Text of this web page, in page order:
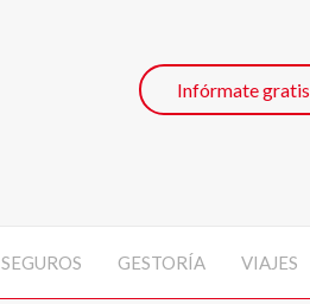
Infórmate gratis
SEGUROS GESTORÍA VIAJES